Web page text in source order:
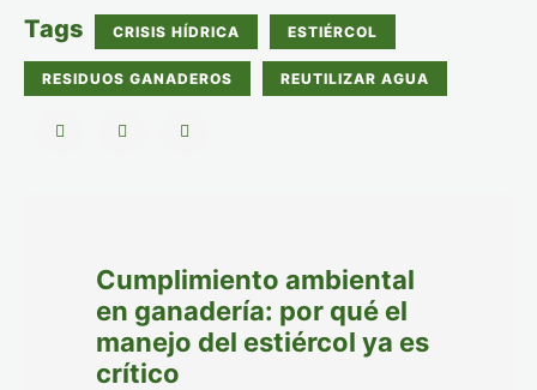
Tags CRISIS HÍDRICA ESTIÉRCOL
RESIDUOS GANADEROS REUTILIZAR AGUA
Cumplimiento ambiental
en ganadería: por qué el
manejo del estiércol ya es
crítico